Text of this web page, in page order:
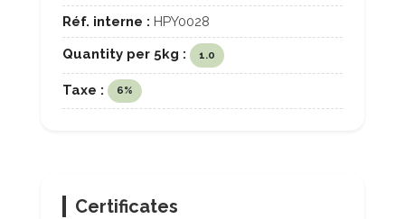
Réf. interne : HPY0028
Quantity per 5kg :
1.0
Taxe : 6%
Certificates